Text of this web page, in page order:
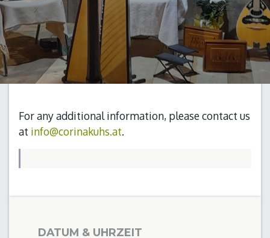
For any additional information, please contact us
at info@corinakuhs.at.
DATUM & UHRZEIT